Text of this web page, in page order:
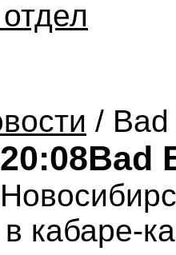
/
Bad
кабаре-